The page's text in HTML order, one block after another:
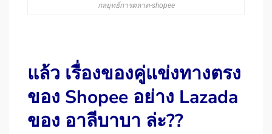
กลยุทธ์การตลาด-shopee
แล้ว เรื่องของคู่แข่งทางตรง
ของ Shopee อย่าง Lazada
ของ อาลีบาบา ล่ะ??